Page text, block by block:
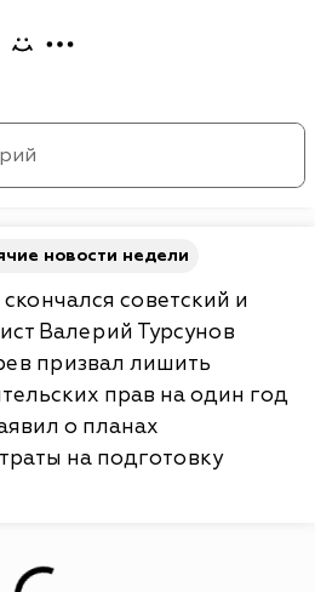
новости недели
советский и
Валерий Турсунов
призвал лишить
прав на один год
о планах
на подготовку